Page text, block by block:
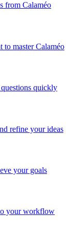
from Calaméo
to master Calaméo
quickly
refine your ideas
your goals
your workflow